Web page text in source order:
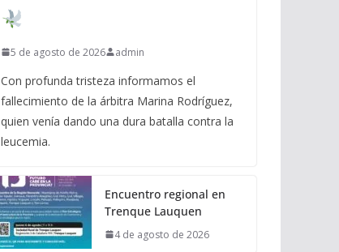
5 de agosto de 2026 admin
Con profunda tristeza informamos el
fallecimiento de la árbitra Marina Rodríguez,
quien venía dando una dura batalla contra la
leucemia.
Encuentro regional en
Trenque Lauquen
4 de agosto de 2026